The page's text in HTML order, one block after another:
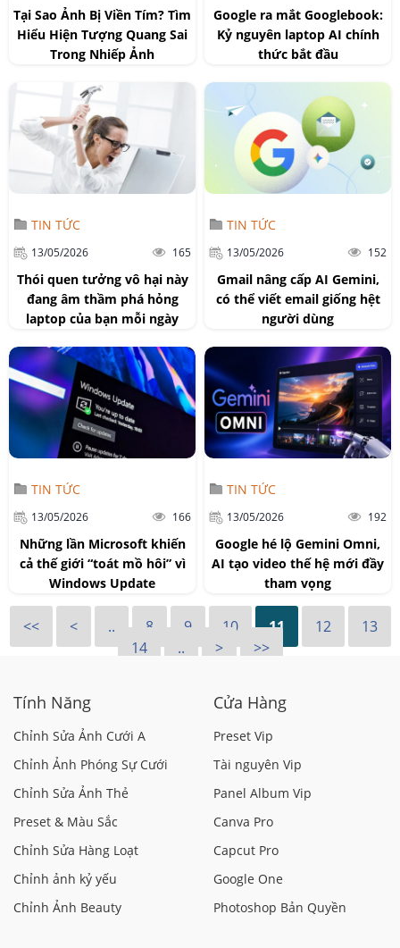
Tại Sao Ảnh Bị Viền Tím? Tìm
Hiểu Hiện Tượng Quang Sai
Trong Nhiếp Ảnh
Google ra mắt Googlebook:
Kỷ nguyên laptop AI chính
thức bắt đầu
TIN TỨC
13/05/2026 165
Thói quen tưởng vô hại này
đang âm thầm phá hỏng
laptop của bạn mỗi ngày
TIN TỨC
13/05/2026 152
Gmail nâng cấp AI Gemini,
có thể viết email giống hệt
người dùng
TIN TỨC
13/05/2026 166
Những lần Microsoft khiến
cả thế giới “toát mồ hôi” vì
Windows Update
TIN TỨC
13/05/2026 192
Google hé lộ Gemini Omni,
AI tạo video thế hệ mới đầy
tham vọng
<< < .. 8 9 10 11 12
13
14
.. > >>
Tính Năng
Chỉnh Sửa Ảnh Cưới A
Chỉnh Ảnh Phóng Sự Cưới
Chỉnh Sửa Ảnh Thẻ
Preset & Màu Sắc
Chỉnh Sửa Hàng Loạt
Chỉnh ảnh kỷ yếu
Chỉnh Ảnh Beauty
Cửa Hàng
Preset Vip
Tài nguyên Vip
Panel Album Vip
Canva Pro
Capcut Pro
Google One
Photoshop Bản Quyền